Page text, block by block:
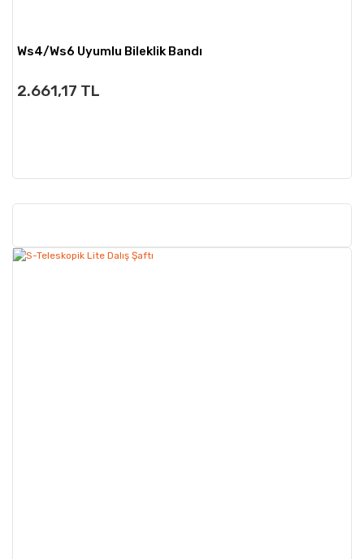
Ws4/Ws6 Uyumlu Bileklik Bandı
2.661,17 TL